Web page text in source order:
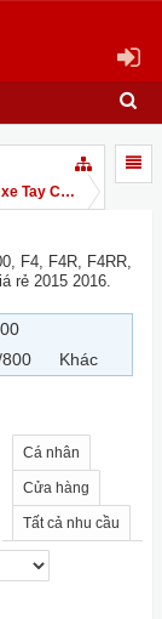
Tay Côn
F4, F4R, F4RR,
rẻ 2015 2016.
800 Khác
Cá nhân
Cửa hàng
Tất cả nhu cầu